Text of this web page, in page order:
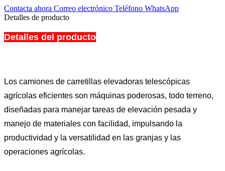
Contacta ahora Correo electrónico Teléfono WhatsApp
Detalles de producto
Detalles del producto
Los camiones de carretillas elevadoras telescópicas
agrícolas eficientes son máquinas poderosas, todo terreno,
diseñadas para manejar tareas de elevación pesada y
manejo de materiales con facilidad, impulsando la
productividad y la versatilidad en las granjas y las
operaciones agrícolas.